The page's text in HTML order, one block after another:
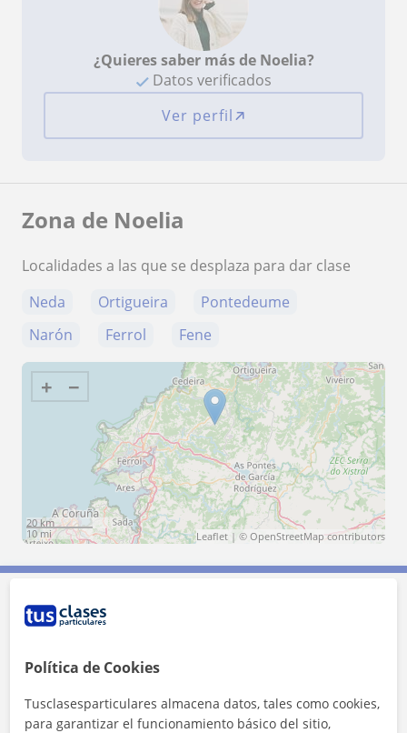
¿Quieres saber más de Noelia?
Datos verificados
Ver perfil
Zona de Noelia
Localidades a las que se desplaza para dar clase
Neda
Ortigueira
Pontedeume
Narón
Ferrol Fene
+ −
20 km
10 mi
Leaflet | © OpenStreetMap contributors
Contacta con Noelia
Tarifa
1ª clase gratis
Política de Cookies
Tusclasesparticulares almacena datos, tales como cookies,
para garantizar el funcionamiento básico del sitio,